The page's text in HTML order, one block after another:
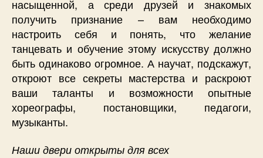
насыщенной, а среди друзей и знакомых
получить признание – вам необходимо
настроить себя и понять, что желание
танцевать и обучение этому искусству должно
быть одинаково огромное. А научат, подскажут,
откроют все секреты мастерства и раскроют
ваши таланты и возможности опытные
хореографы, постановщики, педагоги,
музыканты.
Наши двери открыты для всех